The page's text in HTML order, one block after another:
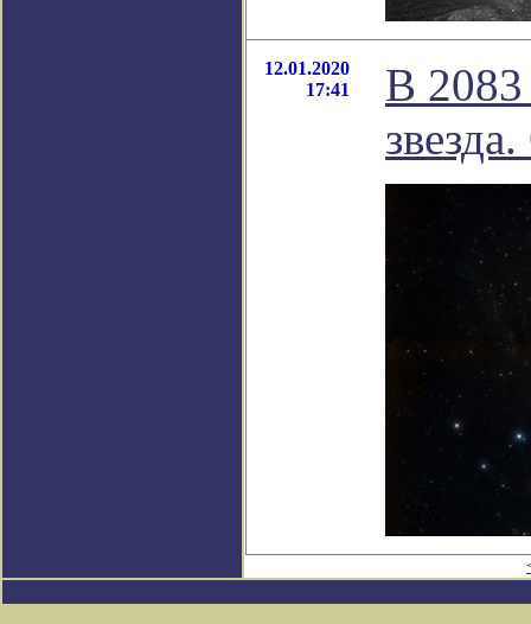
12.01.2020
17:41
В 2083